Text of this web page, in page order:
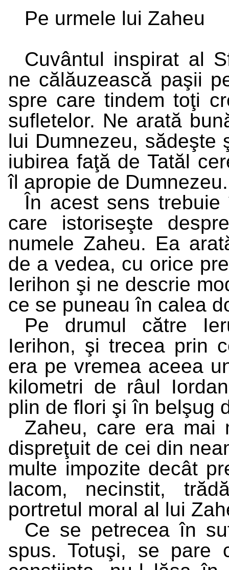
Pe urmele lui Zaheu
Cuvântul inspirat al
ne călăuzească paşii
spre care tindem toţi
sufletelor. Ne arată
lui Dumnezeu, sădeşte
iubirea faţă de Tatăl
îl apropie de Dumnezeu.
În acest sens
care istoriseşte
numele Zaheu. Ea
de a vedea, cu orice
Ierihon şi ne descrie
ce se puneau în calea
Pe drumul către
Ierihon, şi trecea prin
era pe vremea aceea
kilometri de râul
plin de flori şi în belşug
Zaheu, care era mai
dispreţuit de cei din
multe impozite decât
lacom, necinstit,
portretul moral al lui
Ce se petrecea în
spus. Totuşi, se pare